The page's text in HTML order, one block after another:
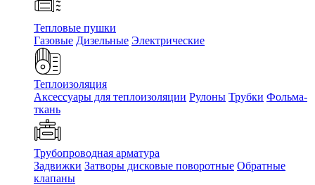
Тепловые пушки
Газовые Дизельные Электрические
Теплоизоляция
Аксессуары для теплоизоляции Рулоны Трубки Фольма-
ткань
Трубопроводная арматура
Задвижки Затворы дисковые поворотные Обратные
клапаны